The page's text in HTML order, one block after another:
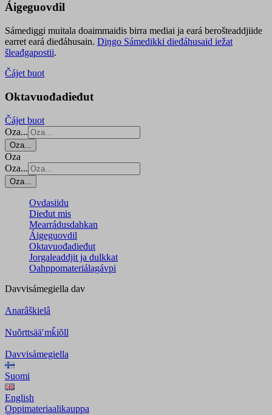
Áigeguovdil
Sámediggi muitala doaimmaidis birra mediai ja eará berošteaddjiide
earret eará dieđáhusain. Diŋgo Sámedikki dieđáhusaid iežat
šleađgapostii.
Čájet buot
Oktavuođadieđut
Čájet buot
Oza...
Oza...
Oza
Oza...
Oza...
Ovdasiidu
Dieđut mis
Mearrádusdahkan
Áigeguovdil
Oktavuođadieđut
Jorgaleaddjit ja dulkkat
Oahppomateriálagávpi
Davvisámegiella dav
Anarâškielâ
Nuõrttsääʹmǩiõll
Davvisámegiella
Suomi
English
Oppimateriaalikauppa